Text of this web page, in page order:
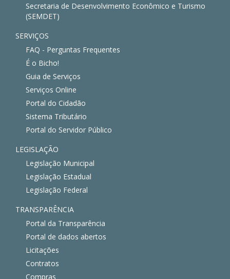
Secretaria de Desenvolvimento Econômico e Turismo
(SEMDET)
SERVIÇOS
FAQ - Perguntas Frequentes
É o Bicho!
Guia de Serviços
Serviços Online
Portal do Cidadão
Sistema Tributário
Portal do Servidor Público
LEGISLAÇÃO
Legislação Municipal
Legislação Estadual
Legislação Federal
TRANSPARÊNCIA
Portal da Transparência
Portal de dados abertos
Licitações
Contratos
Compras